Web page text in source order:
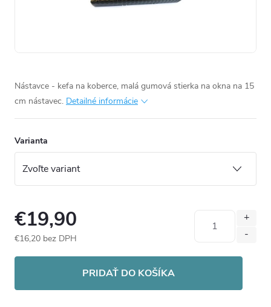
Nástavce - kefa na koberce, malá gumová stierka na okna na 15
cm nástavec. Detailné informácie
Varianta
€19,90
€16,20 bez DPH
PRIDAŤ DO KOŠÍKA